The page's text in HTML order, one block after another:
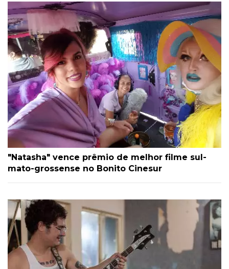
"Natasha" vence prêmio de melhor filme sul-
mato-grossense no Bonito Cinesur